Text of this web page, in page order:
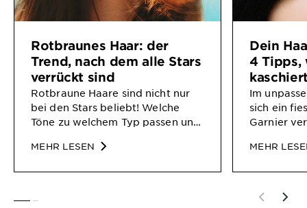
Rotbraunes Haar: der
Trend, nach dem alle Stars
verrückt sind
Rotbraune Haare sind nicht nur
bei den Stars beliebt! Welche
Töne zu welchem Typ passen und
Farben wichtig sind, erfährst Du
MEHR LESEN
Dein
4 Tipps,
Im
sich ein
Garnier
MEHR